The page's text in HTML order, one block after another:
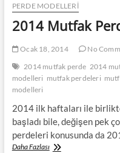
PERDE MODELLERI
2014 Mutfak
Ocak 18, 2014
No
2014 mutfak perde 2014
modelleri mutfak perdeleri
modelleri
2014 ilk haftaları ile
başladı bile, değişen pek
perdeleri konusunda da
Daha Fazlası2014